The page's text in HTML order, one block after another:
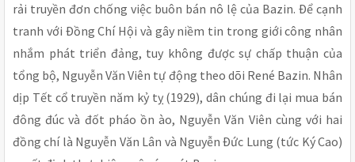
rải truyền đơn chống việc buôn bán nô lệ của Bazin. Ðể cạnh
tranh với Ðồng Chí Hội và gây niềm tin trong giới công nhân
nhắm phát triển đảng, tuy không được sự chấp thuận của
tổng bộ, Nguyễn Văn Viên tự động theo dõi René Bazin. Nhân
dịp Tết cổ truyền năm kỷ tỵ (1929), dân chúng đi lại mua bán
đông đúc và đốt pháo ồn ào, Nguyễn Văn Viên cùng với hai
đồng chí là Nguyễn Văn Lân và Nguyễn Ðức Lung (tức Ký Cao)